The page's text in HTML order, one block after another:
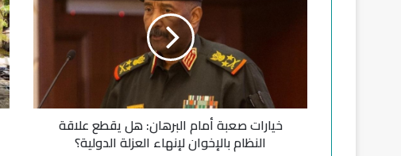
ب
خيارات صعبة أمام البرهان: هل يقطع علاقة
النظام بالإخوان لإنهاء العزلة الدولية؟
و
ب
أ
م
د
ر
م